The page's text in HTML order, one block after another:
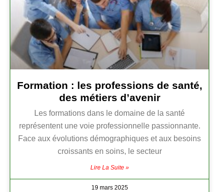
Formation : les professions de santé,
des métiers d’avenir
Les formations dans le domaine de la santé
représentent une voie professionnelle passionnante.
Face aux évolutions démographiques et aux besoins
croissants en soins, le secteur
Lire La Suite »
19 mars 2025